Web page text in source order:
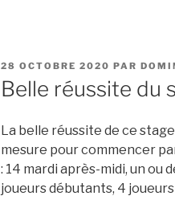
PUBLIÉ
LE
28 OCTOBRE 2020 PAR
Belle réussite du
La belle réussite de ce
mesure pour commencer
: 14 mardi après-midi, un ou
joueurs débutants, 4